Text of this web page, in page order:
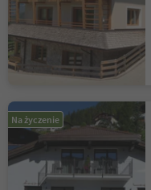
Na życzenie